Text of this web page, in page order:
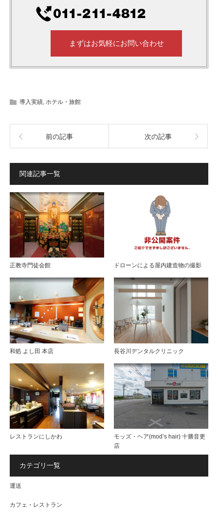
まずはお気軽にお問い合わせ
導入実績 ホテル・旅館
前の記事 次の記事
関連記事一覧
正教寺門徒会館 ドローンによる屋内建造物の撮影
和処 よし田 本店 長谷川デンタルクリニック
レストランにしかわ
モッズ・ヘア(mod’s hair) 十勝音更
店
カテゴリ一覧
運送
カフェ・レストラン